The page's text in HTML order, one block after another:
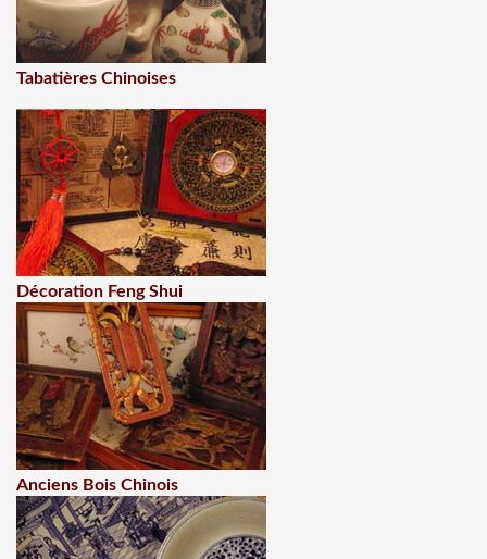
Tabatières Chinoises
Décoration Feng Shui
Anciens Bois Chinois